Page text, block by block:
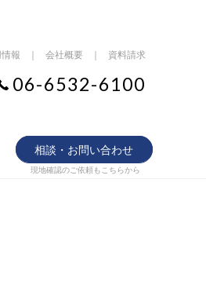
報 ｜ 会社概要 ｜ 資料請求
06-6532-6100
相談・お問い合わせ
現地確認のご依頼もこちらから